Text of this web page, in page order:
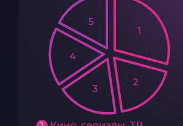
1
2
3
4
5